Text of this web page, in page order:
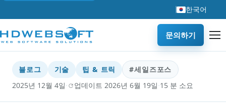
한국어
문의하기
블로그 기술 팁 & 트릭
#세일즈포스
2025년 12월 4일· 업데이트 2026년 6월 19일·15 분 소요